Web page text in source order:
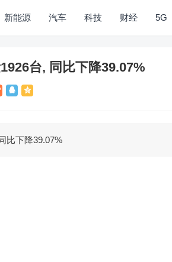
新能源 汽车 科技 财经 5G
台, 同比下降39.07%
比下降39.07%